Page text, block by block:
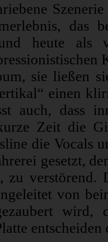
das
heute als
sie ließen
einen
auch, dass
Zeit die
die
gesetzt,
zu verstörend.
von